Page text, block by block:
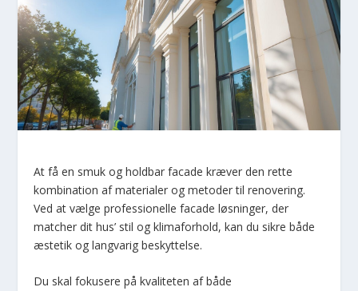
At få en smuk og holdbar facade kræver den rette
kombination af materialer og metoder til renovering.
Ved at vælge professionelle facade løsninger, der
matcher dit hus’ stil og klimaforhold, kan du sikre både
æstetik og langvarig beskyttelse.
Du skal fokusere på kvaliteten af både